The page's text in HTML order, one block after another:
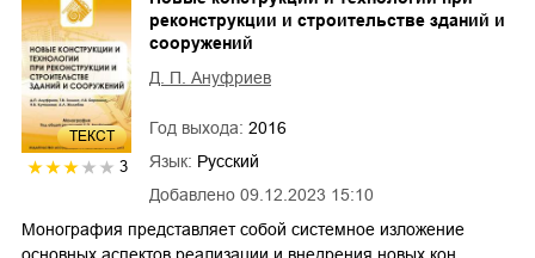
ТЕКСТ
3
Добавлено 09.12.2023 15:10
реконструкции и строительстве зданий и
сооружений
Д. П. Ануфриев
Год выхода: 2016
Язык: Русский
Монография представляет собой системное изложение
основных аспектов реализации и внедрения новых кон…